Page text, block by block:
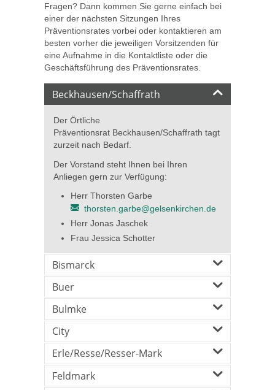
Fragen? Dann kommen Sie gerne einfach bei
einer der nächsten Sitzungen Ihres
Präventionsrates vorbei oder kontaktieren am
besten vorher die jeweiligen Vorsitzenden für
eine Aufnahme in die Kontaktliste oder die
Geschäftsführung des Präventionsrates.
Beckhausen/Schaffrath
Der Örtliche
Präventionsrat Beckhausen/Schaffrath tagt
zurzeit nach Bedarf.
Der Vorstand steht Ihnen bei Ihren
Anliegen gern zur Verfügung:
Herr Thorsten Garbe
thorsten.garbe@gelsenkirchen.de
Herr Jonas Jaschek
Frau Jessica Schotter
Bismarck
Buer
Bulmke
City
Erle/Resse/Resser-Mark
Feldmark